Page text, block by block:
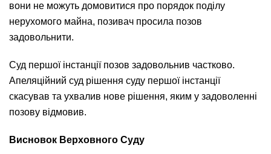
вони не можуть домовитися про порядок поділу
нерухомого майна, позивач просила позов
задовольнити.
Суд першої інстанції позов задовольнив частково.
Апеляційний суд рішення суду першої інстанції
скасував та ухвалив нове рішення, яким у задоволенні
позову відмовив.
Висновок Верховного Суду